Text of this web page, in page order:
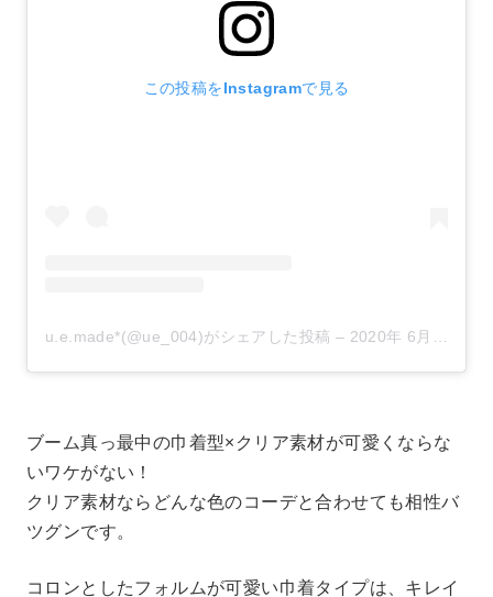
この投稿をInstagramで見る
u.e.made*(@ue_004)がシェアした投稿 – 2020年 6月月14日午前5時11分PDT
ブーム真っ最中の巾着型×クリア素材が可愛くならな
いワケがない！
クリア素材ならどんな色のコーデと合わせても相性バ
ツグンです。
コロンとしたフォルムが可愛い巾着タイプは、キレイ